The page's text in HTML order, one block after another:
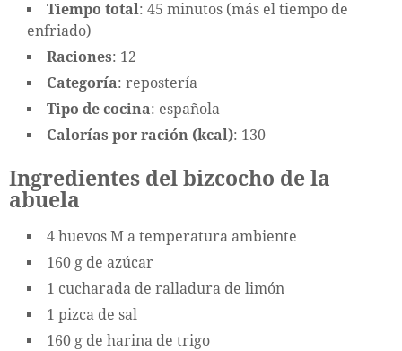
Tiempo total: 45 minutos (más el tiempo de
enfriado)
Raciones: 12
Categoría: repostería
Tipo de cocina: española
Calorías por ración (kcal): 130
Ingredientes del bizcocho de la
abuela
4 huevos M a temperatura ambiente
160 g de azúcar
1 cucharada de ralladura de limón
1 pizca de sal
160 g de harina de trigo